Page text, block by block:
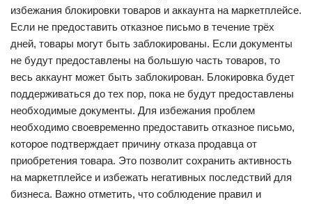
избежания блокировки товаров и аккаунта на маркетплейсе.
Если не предоставить отказное письмо в течение трёх
дней, товары могут быть заблокированы. Если документы
не будут предоставлены на большую часть товаров, то
весь аккаунт может быть заблокирован. Блокировка будет
поддерживаться до тех пор, пока не будут предоставлены
необходимые документы. Для избежания проблем
необходимо своевременно предоставить отказное письмо,
которое подтверждает причину отказа продавца от
приобретения товара. Это позволит сохранить активность
на маркетплейсе и избежать негативных последствий для
бизнеса. Важно отметить, что соблюдение правил и